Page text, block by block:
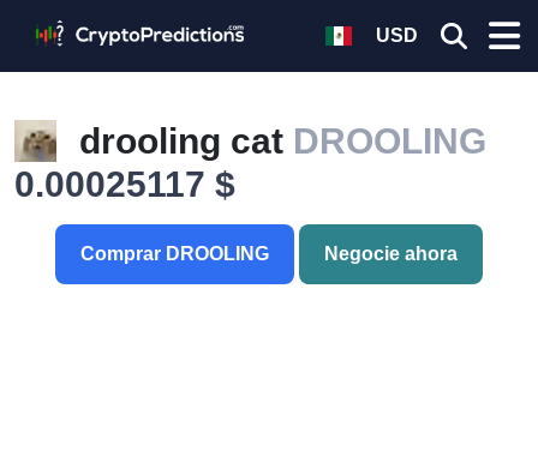
USD
drooling cat DROOLING
0.00025117 $
Comprar DROOLING Negocie ahora